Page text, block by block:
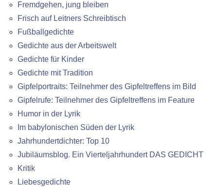
Fremdgehen, jung bleiben
Frisch auf Leitners Schreibtisch
Fußballgedichte
Gedichte aus der Arbeitswelt
Gedichte für Kinder
Gedichte mit Tradition
Gipfelportraits: Teilnehmer des Gipfeltreffens im Bild
Gipfelrufe: Teilnehmer des Gipfeltreffens im Feature
Humor in der Lyrik
Im babylonischen Süden der Lyrik
Jahrhundertdichter: Top 10
Jubiläumsblog. Ein Vierteljahrhundert DAS GEDICHT
Kritik
Liebesgedichte